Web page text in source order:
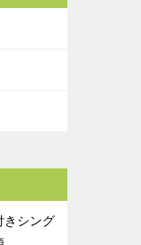
きシング